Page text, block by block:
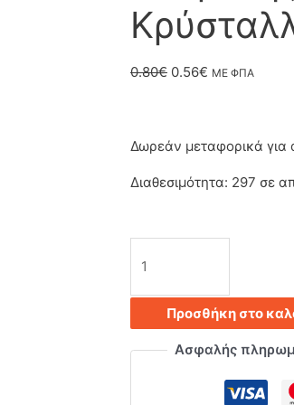
0.80€ Original
was:
0.80€.
0.56€ Η
τιμή
είναι:
ΜΕ ΦΠΑ
Δωρεάν μεταφορικά
Διαθεσιμότητα: 297 σε
Τετράγωνο
Κρύσταλλο
Προσθήκη στο
Ασφαλής